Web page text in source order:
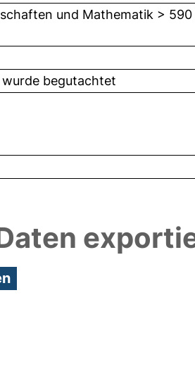
und Mathematik > 590
wurde begutachtet